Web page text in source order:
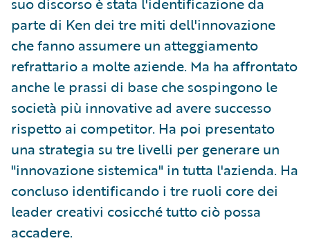
parte di Ken dei tre miti dell'innovazione
che fanno assumere un atteggiamento
refrattario a molte aziende. Ma ha affrontato
anche le prassi di base che sospingono le
società più innovative ad avere successo
rispetto ai competitor. Ha poi presentato
una strategia su tre livelli per generare un
"innovazione sistemica" in tutta l'azienda. Ha
concluso identificando i tre ruoli core dei
leader creativi cosicché tutto ciò possa
accadere.